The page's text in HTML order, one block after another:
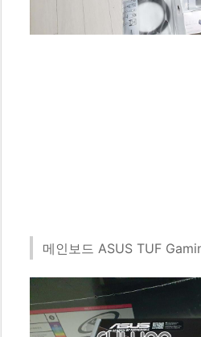
메인보드 ASUS TUF